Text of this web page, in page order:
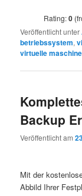
Rating:0
Veröffentlicht unter
betriebssystem,
virtuelle maschine
Backup
Veröffentlicht am
Mit der
Abbild Ihrer